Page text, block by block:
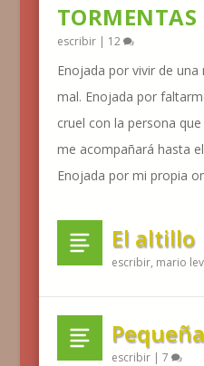
TORMENTAS
escribir| 12
Enojada por vivir de
mal. Enojada por
cruel con la persona
me acompañará hasta
Enojada por mi propia
El altillo
escribir, mario
escribir| 7